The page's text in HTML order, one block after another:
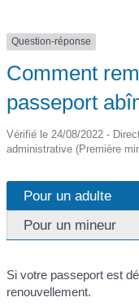
Question-réponse
Comment
passeport
Vérifié le 24/08/2022 -
administrative (Première
Pour un adulte
Pour un mineur
Si votre passeport est
renouvellement.